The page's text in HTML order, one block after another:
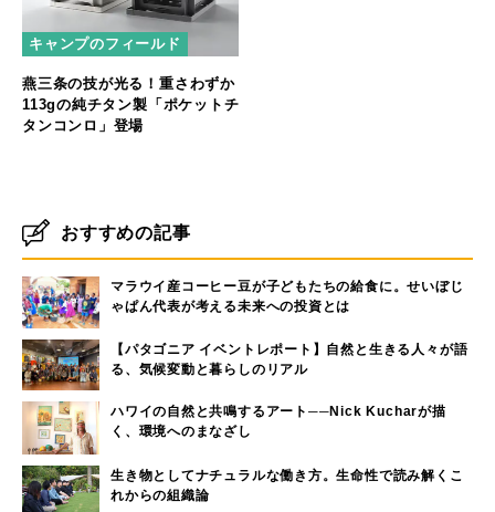
キャンプのフィールド
燕三条の技が光る！重さわずか
113gの純チタン製「ポケットチ
タンコンロ」登場
おすすめの記事
マラウイ産コーヒー豆が子どもたちの給食に。せいぼじ
ゃぱん代表が考える未来への投資とは
【パタゴニア イベントレポート】自然と生きる人々が語
る、気候変動と暮らしのリアル
ハワイの自然と共鳴するアート──Nick Kucharが描
く、環境へのまなざし
生き物としてナチュラルな働き方。生命性で読み解くこ
れからの組織論